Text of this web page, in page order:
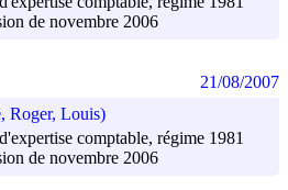
de novembre 2006
Roger, Louis)
comptable, régime 1981
de novembre 2006
21/08/2007